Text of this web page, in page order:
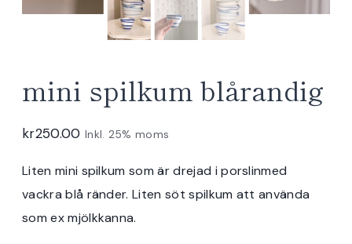
mini spilkum blårandig
kr250.00 Inkl. 25% moms
Liten mini spilkum som är drejad i porslinmed
vackra blå ränder. Liten söt spilkum att använda
som ex mjölkkanna.